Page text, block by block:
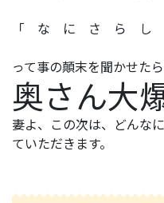
「 な に さ ら し
って事の顛末を聞かせたら
奥さん大
妻よ、この次は、どんな
ていただきます。